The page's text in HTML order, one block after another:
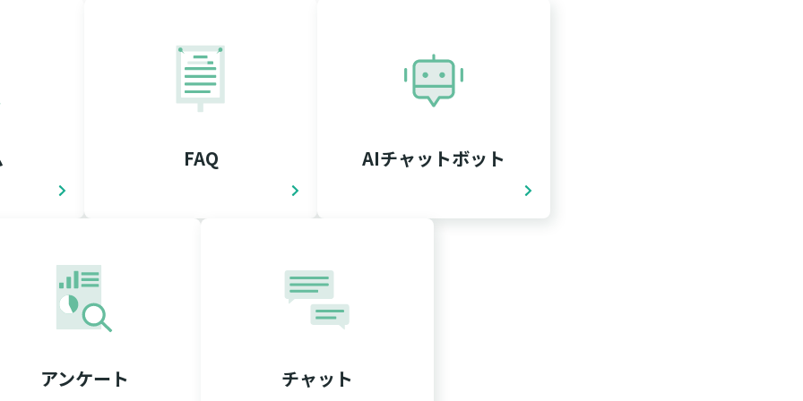
FAQ AIチャットボット
アンケート チャット